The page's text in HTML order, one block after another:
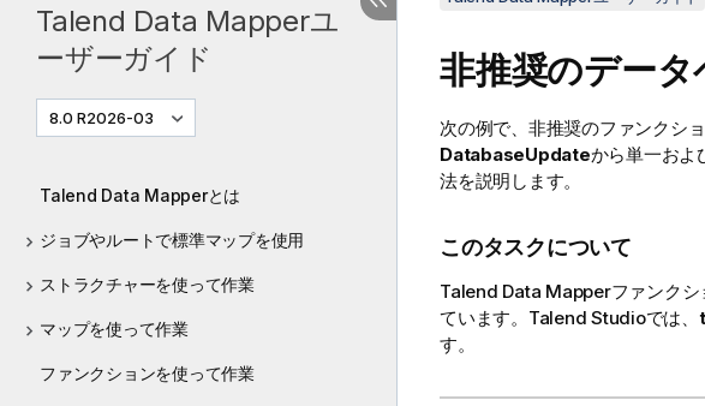
Talend Data Mapperユ
ーザーガイド
8.0 R2026-03
Talend Data Mapperとは
ジョブやルートで標準マップを使用
ストラクチャーを使って作業
マップを使って作業
ファンクションを使って作業
非推奨のデー
次の例で、非推奨のファンクシ
DatabaseUpdateから単一およ
法を説明します。
このタスクについて
Talend Data Mapperファンクシ
ています。 Talend Studioでは、
す。